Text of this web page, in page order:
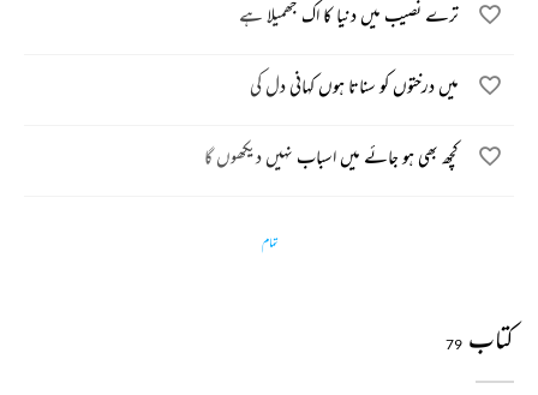
ترے نصیب میں دنیا کا اک جھمیلا ہے
میں درختوں کو سناتا ہوں کہانی دل کی
کچھ بھی ہو جائے میں اسباب نہیں دیکھوں گا
تمام
کتاب 79